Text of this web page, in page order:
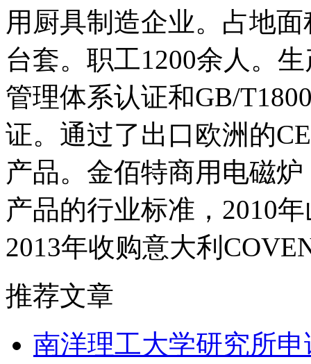
用厨具制造企业。占地
台套。职工1200余人。
管理体系认证和GB/
证。通过了出口欧洲的
产品。金佰特商用电磁
产品的行业标准，2010
2013年收购意大利
推荐文章
南洋理工大学研究所申